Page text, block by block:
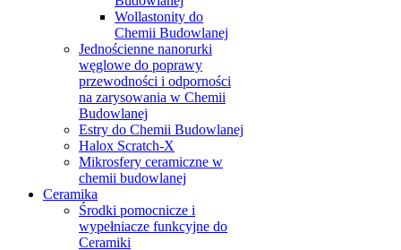
Wollastonity do
Chemii Budowlanej
Jednościenne nanorurki
węglowe do poprawy
przewodności i odporności
na zarysowania w Chemii
Budowlanej
Estry do Chemii Budowlanej
Halox Scratch-X
Mikrosfery ceramiczne w
chemii budowlanej
Ceramika
Środki pomocnicze i
wypełniacze funkcyjne do
Ceramiki